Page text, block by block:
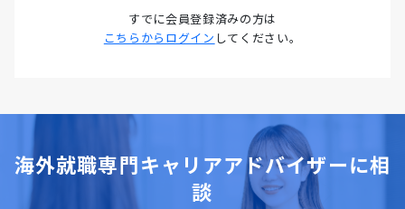
7カ国・IT営業転職の最新動向
（2026年）
力」のかけ算が本質であり、エンジニ
ア出身でなくても採用実績は豊富にあ
リットをわかりやすく伝えられるか」
という説明能力です。営業バックグラ
ウンドの方は「ヒアリング力・提案資
料作成力・クロージング力」がすでに
すでに会員登録済みの方は
こちらからログイン してください。
海外就職専門キャリアアドバイザーに相
談